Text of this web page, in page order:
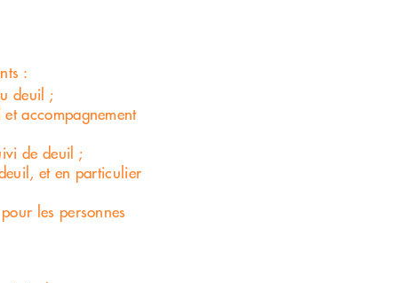
:
deuil ;
accompagnement
de deuil ;
et en particulier
les personnes